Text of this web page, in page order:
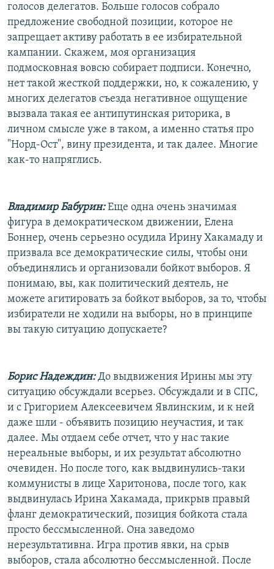
голосов делегатов. Больше голосов собрало
предложение свободной позиции, которое не
запрещает активу работать в ее избирательной
кампании. Скажем, моя организация
подмосковная вовсю собирает подписи. Конечно,
нет такой жесткой поддержки, но, к сожалению, у
многих делегатов съезда негативное ощущение
вызвала такая ее антипутинская риторика, в
личном смысле уже в таком, а именно статья про
"Норд-Ост", вину президента, и так далее. Многие
как-то напряглись.
Владимир Бабурин:Еще одна очень значимая
фигура в демократическом движении, Елена
Боннер, очень серьезно осудила Ирину Хакамаду и
призвала все демократические силы, чтобы они
объединялись и организовали бойкот выборов. Я
понимаю, вы, как политический деятель, не
можете агитировать за бойкот выборов, за то, чтобы
избиратели не ходили на выборы, но в принципе
вы такую ситуацию допускаете?
Борис Надеждин:До выдвижения Ирины мы эту
ситуацию обсуждали всерьез. Обсуждали и в СПС,
и с Григорием Алексеевичем Явлинским, и к ней
даже шли - объявить позицию неучастия, и так
далее. Мы отдаем себе отчет, что у нас такие
нереальные выборы, и их результат абсолютно
очевиден. Но после того, как выдвинулись-таки
коммунисты в лице Харитонова, после того, как
выдвинулась Ирина Хакамада, прикрыв правый
фланг демократический, позиция бойкота стала
просто бессмысленной. Она заведомо
нерезультативна. Игра против явки, на срыв
выборов, стала абсолютно бессмысленной. После